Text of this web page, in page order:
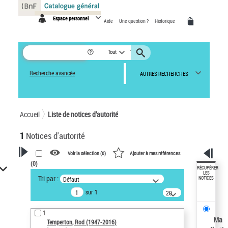
Espace personnel Aide Une question ? Historique
Tout
Recherche avancée AUTRES RECHERCHES
Accueil Liste de notices d’autorité
1 Notices d'autorité
VOTRE RECHERCHE
Recherche avancée dans les
notices d’autorité
Œuvres liées à l'auteur :
Temperton, Rod (1947-2016)
Voir la sélection (0) Ajouter à mes références
(0)
Tri par : Défaut
sur 1
20
résultats/page
1
Temperton, Rod (1947-2016)
RÉCUPÉRER
LES
NOTICES
Ma
Panneau de gestion des cookies